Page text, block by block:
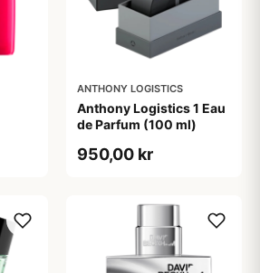
ANTHONY LOGISTICS
Anthony Logistics 1 Eau
de Parfum (100 ml)
950,00 kr